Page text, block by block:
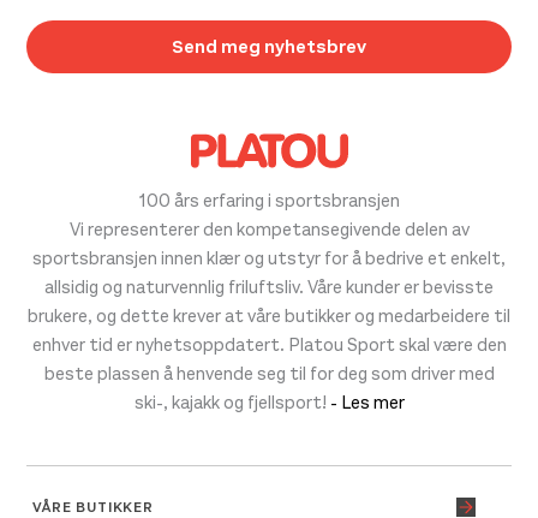
100 års erfaring i sportsbransjen
Vi representerer den kompetansegivende delen av
sportsbransjen innen klær og utstyr for å bedrive et enkelt,
allsidig og naturvennlig friluftsliv. Våre kunder er bevisste
brukere, og dette krever at våre butikker og medarbeidere til
enhver tid er nyhetsoppdatert. Platou Sport skal være den
beste plassen å henvende seg til for deg som driver med
ski-, kajakk og fjellsport! - Les mer
VÅRE BUTIKKER